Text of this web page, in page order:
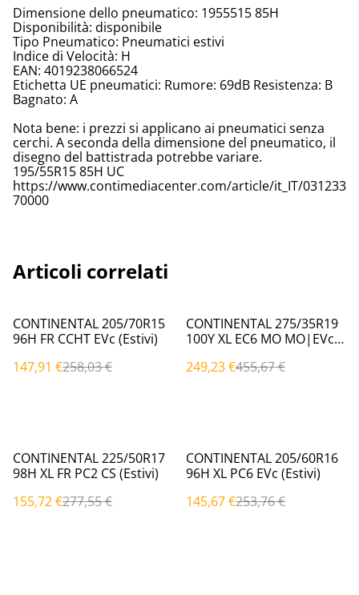
Dimensione dello pneumatico: 1955515 85H
Disponibilità: disponibile
Tipo Pneumatico: Pneumatici estivi
Indice di Velocità: H
EAN: 4019238066524
Etichetta UE pneumatici: Rumore: 69dB Resistenza: B
Bagnato: A
Nota bene: i prezzi si applicano ai pneumatici senza
cerchi. A seconda della dimensione del pneumatico, il
disegno del battistrada potrebbe variare.
195/55R15 85H UC
https://www.contimediacenter.com/article/it_IT/031233
70000
Articoli correlati
%
CONTINENTAL 205/70R15
96H FR CCHT EVc (Estivi)
147,91 €258,03 €
%
CONTINENTAL 275/35R19
100Y XL EC6 MO MO|EVc
249,23 €455,67 €
%
CONTINENTAL 225/50R17
98H XL FR PC2 CS (Estivi)
155,72 €277,55 €
%
CONTINENTAL 205/60R16
96H XL PC6 EVc (Estivi)
145,67 €253,76 €